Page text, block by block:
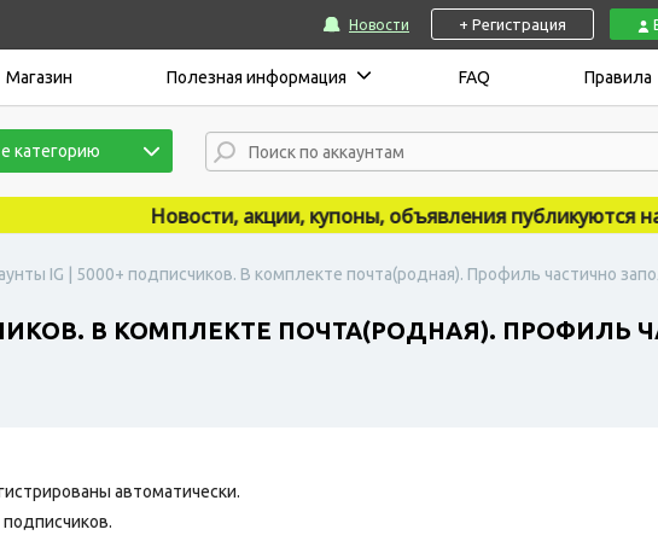
Новости + Регистрация
Магазин Полезная информация FAQ Правила
категорию
Новости, акции, купоны, объявления публикуются на
IG | 5000+ подписчиков. В комплекте почта(родная). Профиль частично
В КОМПЛЕКТЕ ПОЧТА(РОДНАЯ). ПРОФИЛЬ
автоматически.
подписчиков.